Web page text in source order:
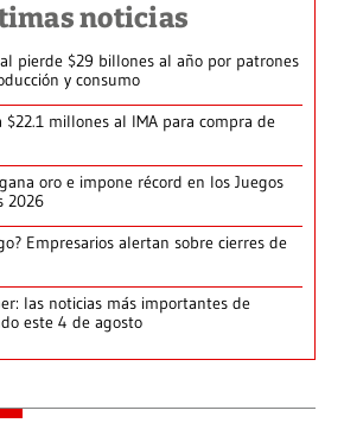
noticias
pierde $29 billones al año por patrones
y consumo
$22.1 millones al IMA para compra de
oro e impone récord en los Juegos
2026
Empresarios alertan sobre cierres de
las noticias más importantes de
este 4 de agosto